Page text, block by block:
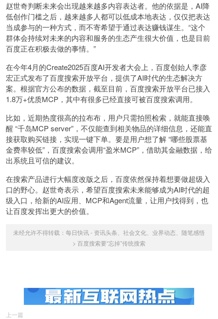
赵世奇判断未来会出现越来越多内容表达者。他的依据是，AI降
低创作门槛之后，越来越多人都可以低成本地表达，仅仅把表达
当成参与的一种方式，而不寄希望于通过表达赚钱谋生。“这个
群体会持续对未来的内容和服务的生态产生很大价值，也是目前
百度正在积极去做的事情。”
在今年4月的Create2025百度AI开发者大会上，百度创始人李彦
宏正式发布了百度搜索开放平台，提供了AI时代的生态解决方
案。根据官方公布的数据，截至目前，百度搜索开放平台已接入
1.8万+优质MCP，其中有很多已经直接可被百度搜索调用。
比如，近期热度很高的拉布布，用户只需拍照检索，就能直接唤
醒 “千岛MCP server”，不仅能查到相关物品的详细信息，还能直
接获取购买链接，实现一键下单。要是用户想了解 “哪些股票基
金费率较低”，百度搜索会调用“盈米MCP”，借助其金融数据，给
出系统且可信的建议。
在搜索产品进行大幅度改版之后，百度依然保持着想要做超级入
口的野心。赵世奇表示，希望百度搜索未来能够成为AI时代的超
级入口，给新的AI应用、MCP和Agent流量，让用户找得到，也
让百度发挥出更大的价值。
未经允许不得转载： 每日快讯 - 资讯头条、社会文化、业界动态、随笔感悟
> 百度搜索要“忘掉”传统搜索
上一篇